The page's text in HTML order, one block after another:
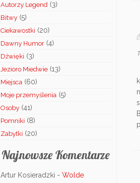
Autorzy Legend (3)
Bitwy (5)
Ciekawostki (20)
Dawny Humor (4)
Dźwięki (3)
Jezioro Miedwie (13)
Miejsca (60)
Moje przemyślenia (5)
Osoby (41)
Pomniki (8)
Zabytki (20)
Najnowsze Komentarze
Artur Kosieradzki - Wolde